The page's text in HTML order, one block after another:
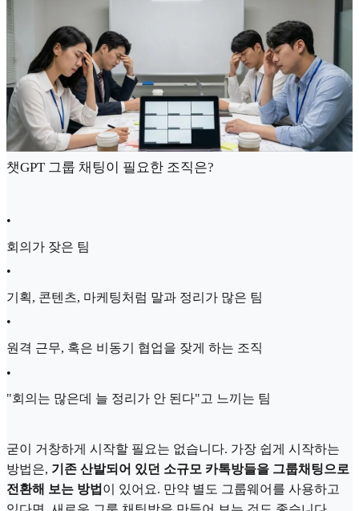
챗GPT 그룹 채팅이 필요한 조직은?
•
회의가 잦은 팀
•
기획, 콘텐츠, 마케팅처럼 말과 정리가 많은 팀
•
원격 근무, 혹은 비동기 협업을 잦게 하는 조직
•
"회의는 많은데 늘 정리가 안 된다"고 느끼는 팀
굳이 거창하게 시작할 필요는 없습니다. 가장 쉽게 시작하는
방법은, 기존 산발되어 있던 소규모 카톡방들을 그룹채팅으로
전환해 보는 방법 이 있어요. 만약 별도 그룹웨어를 사용하고